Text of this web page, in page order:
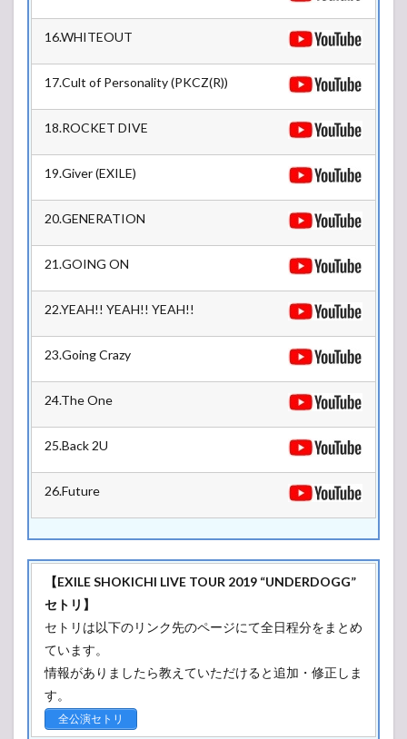
16.WHITEOUT
17.Cult of Personality (PKCZ(R))
18.ROCKET DIVE
19.Giver (EXILE)
20.GENERATION
21.GOING ON
22.YEAH!! YEAH!! YEAH!!
23.Going Crazy
24.The One
25.Back 2U
26.Future
【EXILE SHOKICHI LIVE TOUR 2019 “UNDERDOGG”
セトリ】
セトリは以下のリンク先のページにて全日程分をまとめ
ています。
情報がありましたら教えていただけると追加・修正しま
す。
全公演セトリ